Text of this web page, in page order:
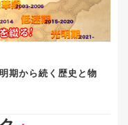
期から続く歴史と物